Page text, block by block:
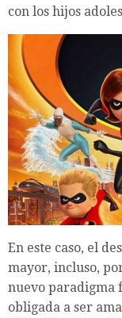
con los hijos
En este caso, el
mayor, incluso,
nuevo paradigma
obligada a ser